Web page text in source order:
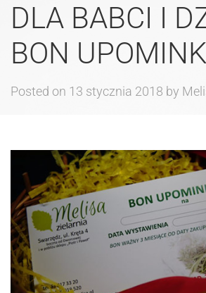
DLA BABCI I
BON
Posted on 13 stycznia 2018 by